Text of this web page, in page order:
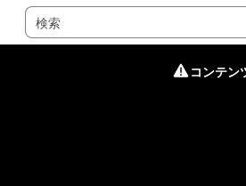
コンテン